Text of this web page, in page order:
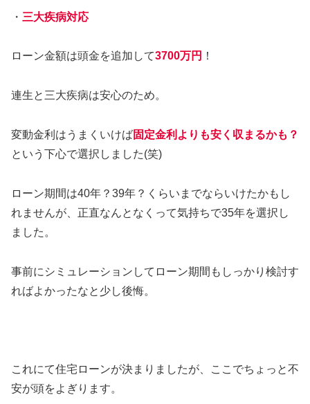
・ 三大疾病対応
ローン金額は頭金を追加して3700万円 ！
連生と三大疾病は安心のため。
変動金利はうまくいけば固定金利よりも安く収まるかも？
という下心で選択しました(笑)
ローン期間は40年？39年？くらいまでならいけたかもし
れませんが、正直なんとなくって気持ちで35年を選択し
ました。
事前にシミュレーションしてローン期間もしっかり検討す
ればよかったなと少し後悔。
これにて住宅ローンが決まりましたが、ここでちょっと不
安が頭をよぎります。